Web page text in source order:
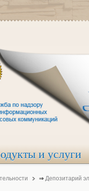
и услуги
⇒ Депозитарий